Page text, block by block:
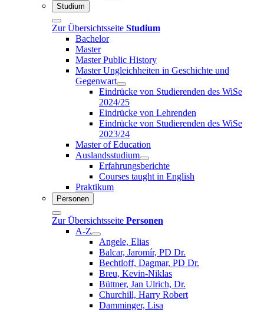
Studium
Zur Übersichtsseite Studium
Bachelor
Master
Master Public History
Master Ungleichheiten in Geschichte und
Gegenwart
Eindrücke von Studierenden des WiSe
2024/25
Eindrücke von Lehrenden
Eindrücke von Studierenden des WiSe
2023/24
Master of Education
Auslandsstudium
Erfahrungsberichte
Courses taught in English
Praktikum
Personen
Zur Übersichtsseite Personen
A-Z
Angele, Elias
Balcar, Jaromír, PD Dr.
Bechtloff, Dagmar, PD Dr.
Breu, Kevin-Niklas
Büttner, Jan Ulrich, Dr.
Churchill, Harry Robert
Damminger, Lisa